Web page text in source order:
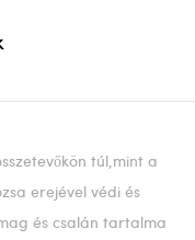
túl,mint a
erejével védi és
és csalán tartalma